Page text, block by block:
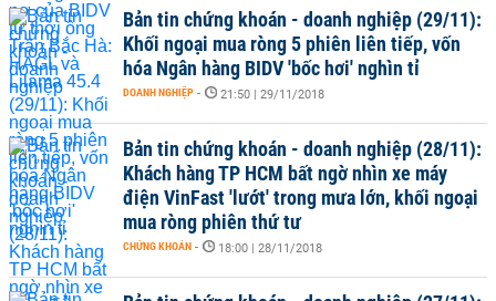
Bản tin chứng khoán - doanh nghiệp (29/11):
Khối ngoại mua ròng 5 phiên liên tiếp, vốn
hóa Ngân hàng BIDV 'bốc hơi' nghìn tỉ
DOANH NGHIỆP - 21:50 | 29/11/2018
Bản tin chứng khoán - doanh nghiệp (28/11):
Khách hàng TP HCM bất ngờ nhìn xe máy
điện VinFast 'lướt' trong mưa lớn, khối ngoại
mua ròng phiên thứ tư
CHỨNG KHOÁN - 18:00 | 28/11/2018